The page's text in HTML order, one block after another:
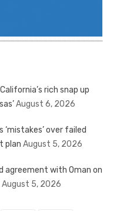
rich snap up
August 6, 2026
over failed
plan August 5, 2026
agreement with Oman on
August 5, 2026